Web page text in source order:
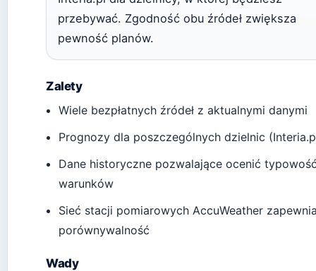
przebywać. Zgodność obu źródeł zwiększa
pewność planów.
Zalety
Wiele bezpłatnych źródeł z aktualnymi danymi
Prognozy dla poszczególnych dzielnic
Dane historyczne pozwalające ocenić
warunków
Sieć stacji pomiarowych AccuWeather
porównywalność
Wady